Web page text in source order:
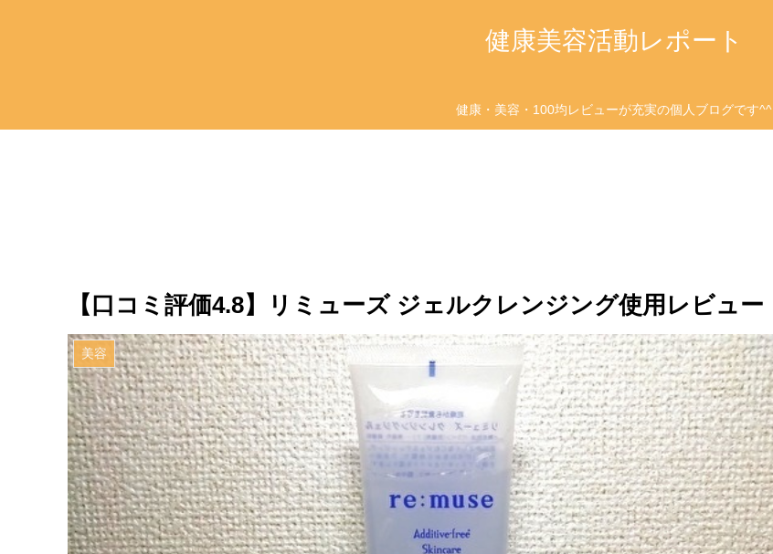
健康美容活動レポート
健康・美容・100均レビューが充実の個人ブログです^^
【口コミ評価4.8】リミューズ ジェルクレンジング使用レビュー
美容